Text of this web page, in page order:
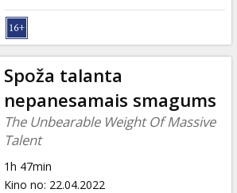
Spoža talanta
nepanesamais smagums
The Unbearable Weight Of Massive
Talent
1h 47min
Kino no: 22.04.2022